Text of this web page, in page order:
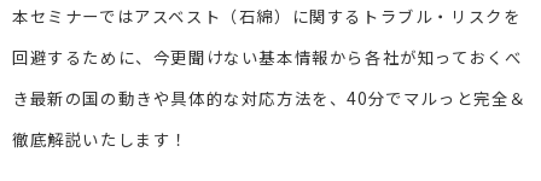
本セミナーではアスベスト（石綿）に関するトラブル・リスクを
回避するために、 今更聞けない基本情報から各社が知っておくべ
き最新の国の動きや具体的な対応方法を、40分でマルっと完全＆
徹底解説いたします！